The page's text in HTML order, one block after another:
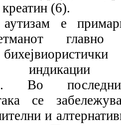
(6).
аутизам е
индикации
Во
се
и